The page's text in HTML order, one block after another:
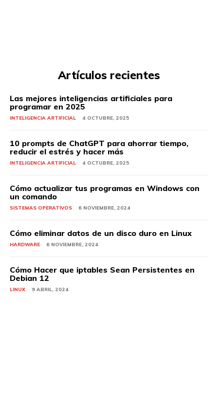
Artículos recientes
Las mejores inteligencias artificiales para
programar en 2025
INTELIGENCIA ARTIFICIAL 4 OCTUBRE, 2025
10 prompts de ChatGPT para ahorrar tiempo,
reducir el estrés y hacer más
INTELIGENCIA ARTIFICIAL 4 OCTUBRE, 2025
Cómo actualizar tus programas en Windows con
un comando
SISTEMAS OPERATIVOS 6 NOVIEMBRE, 2024
Cómo eliminar datos de un disco duro en Linux
HARDWARE 6 NOVIEMBRE, 2024
Cómo Hacer que iptables Sean Persistentes en
Debian 12
LINUX 9 ABRIL, 2024